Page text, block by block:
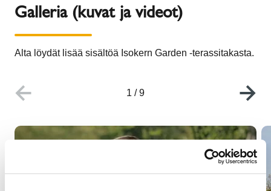
Galleria (kuvat ja videot)
Alta löydät lisää sisältöä Isokern Garden -terassitakasta.
1 /9